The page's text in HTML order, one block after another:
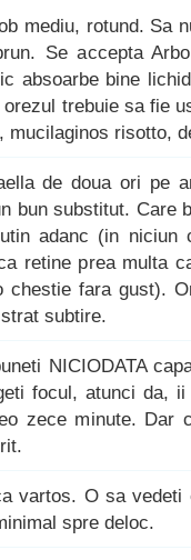
mediu, rotund. Sa
Se accepta
absoarbe bine
trebuie sa fie
mucilaginos risotto,
de doua ori pe
bun substitut. Care
adanc (in
retine prea multa
fara gust).
subtire.
NICIODATA
focul, atunci da,
zece minute. Dar
vartos. O sa
spre deloc.